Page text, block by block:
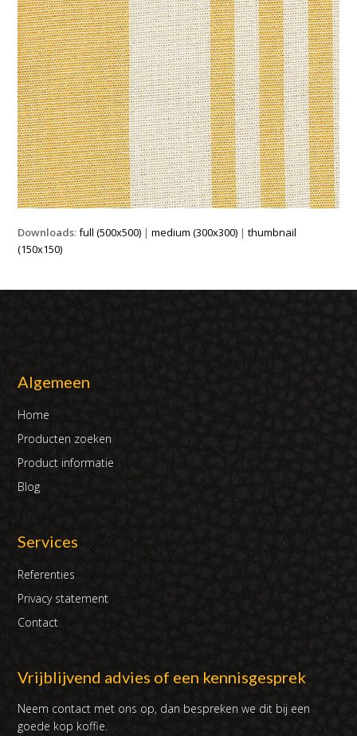
Downloads:full (500x500) |medium (300x300) |thumbnail
(150x150)
Algemeen
Home
Producten zoeken
Product informatie
Blog
Services
Referenties
Privacy statement
Contact
Vrijblijvend advies of een kennisgesprek
Neem contact met ons op, dan bespreken we dit bij een
goede kop koffie.